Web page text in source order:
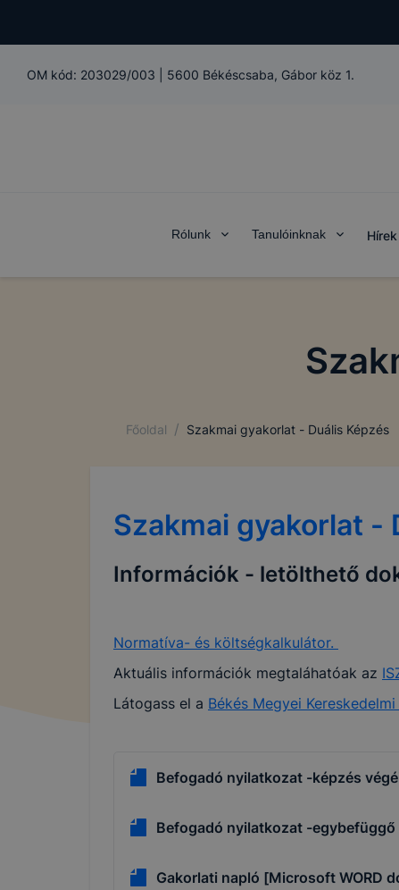
OM kód: 203029/003 5600 Békéscsaba, Gábor köz 1.
Rólunk Tanulóinknak Hírek
Főoldal / Szakmai gyakorlat - Duális Képzés
Szakmai gyakorlat -
Információk - letölthető
Normatíva- és költségkalkulátor.
Aktuális információk megtaláhatóak az
Látogass el a Békés Megyei
Befogadó nyilatkozat -képzés
Befogadó nyilatkozat -
Gakorlati napló [Microsoft WORD